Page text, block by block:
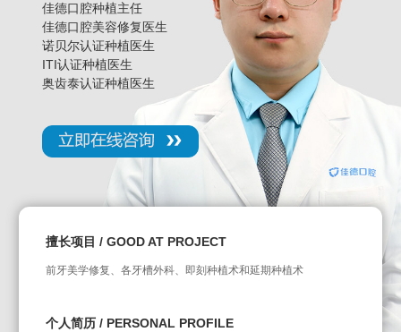
佳德口腔种植主任
佳德口腔美容修复医生
诺贝尔认证种植医生
ITI认证种植医生
奥齿泰认证种植医生
擅长项目 / GOOD AT PROJECT
前牙美学修复、各牙槽外科、即刻种植术和延期种植术
个人简历 / PERSONAL PROFILE